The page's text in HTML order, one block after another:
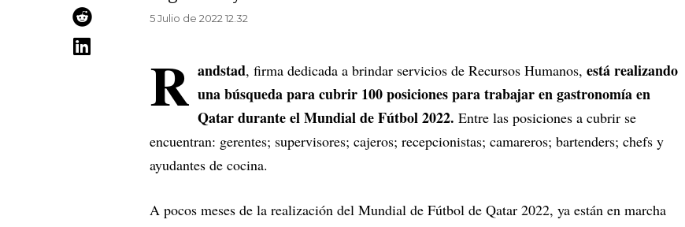
5 Julio de 2022 12.32
R andstad, firma dedicada a brindar servicios de Recursos Humanos, está realizando
una búsqueda para cubrir 100 posiciones para trabajar en gastronomía en
Qatar durante el Mundial de Fútbol 2022. Entre las posiciones a cubrir se
encuentran: gerentes; supervisores; cajeros; recepcionistas; camareros; bartenders; chefs y
ayudantes de cocina.
A pocos meses de la realización del Mundial de Fútbol de Qatar 2022, ya están en marcha